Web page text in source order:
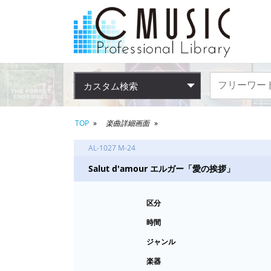
カスタム検索
TOP 楽曲詳細画面
AL-1027 M-24
Salut d'amour エルガー「愛の挨拶」
区分
時間
ジャンル
楽器